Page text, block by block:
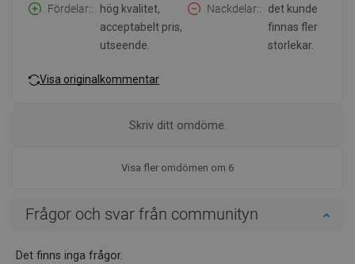
Fördelar:
hög kvalitet,
acceptabelt pris,
utseende.
Nackdelar:
det kunde
finnas fler
storlekar.
Visa originalkommentar
Visa fler omdömen om 6
Skriv ditt omdöme.
Frågor och svar från communityn
Det finns inga frågor.